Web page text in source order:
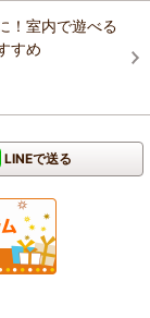
！室内で遊べる
すめ
LINEで送る